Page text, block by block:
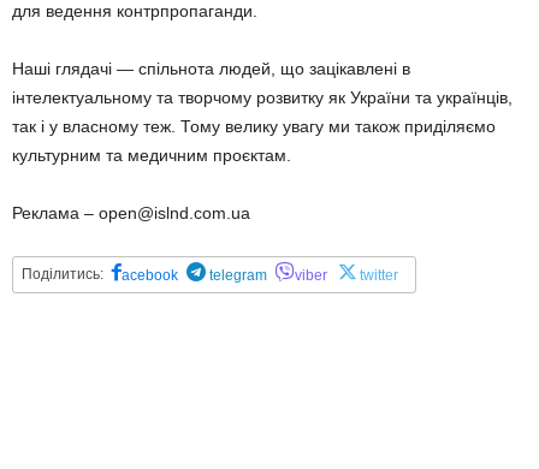
для ведення контрпропаганди.
Наші глядачі — спільнота людей, що зацікавлені в
інтелектуальному та творчому розвитку як України та українців,
так і у власному теж. Тому велику увагу ми також приділяємо
культурним та медичним проєктам.
Реклама – open@islnd.com.ua
Поділитись: acebook telegram viber twitter